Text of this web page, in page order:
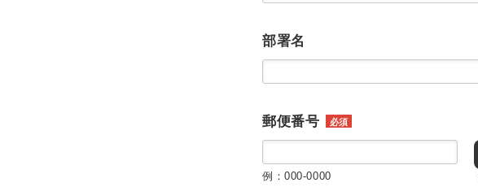
部署名
郵便番号 必須
例：000-0000